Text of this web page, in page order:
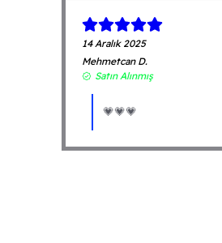
14 Aralık 2025
Mehmetcan D.
Satın Alınmış
💗💗💗